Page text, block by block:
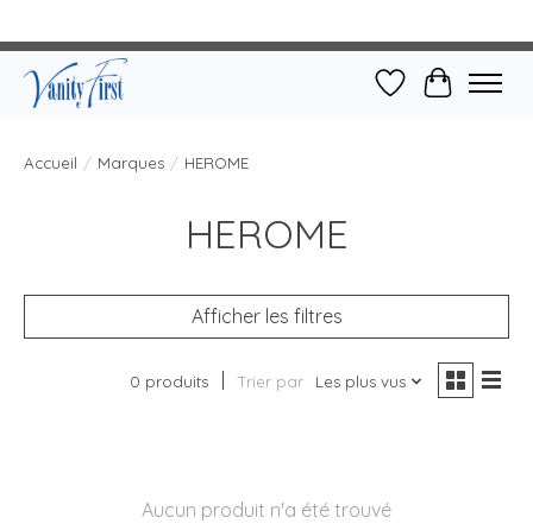
Liste dePanier
Accueil / Marques / HEROME
HEROME
Afficher les filtres
0 produits Trier par Les plus vus
Aucun produit n'a été trouvé